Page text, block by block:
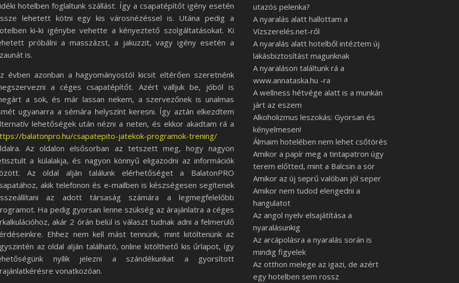
hotelben foglaltunk szállást. Így a csapatépítőt igény esetén
lehetett kötni egy kis városnézéssel is. Utána pedig a
ki-ki igénybe vehette a kényeztető szolgáltatásokat. Ki
próbálni a masszázst, a jakuzzit, vagy igény esetén a
is.
évben azonban a hagyományostól kicsit eltérően szeretnénk
a céges csapatépítőt. Azért valljuk be, jóból is
a sok, és már lassan nekem, a szervezőnek is unalmas
ugyanarra a sémára helyszínt keresni. Így aztán elkezdtem
lehetőségek után nézni a neten, és ekkor akadtam rá a
balatonpro.hu/csapatepito-jatekok-programok-trening/
Az oldalon elsősorban az tetszett meg, hogy nagyon
a külalakja, és nagyon könnyű eligazodni az információk
Az oldal alján találunk elérhetőséget a BalatonPRO
akik telefonon és e-mailben is készségesen segítenek
az adott társaság számára a legmegfelelőbb
Ha pedig gyorsan lenne szükség az árajánlatra a céges
akár 2 órán belül is választ tudnak adni a felmerülő
Ehhez nem kell mást tennünk, mint kitöltenünk az
az oldal alján található, online kitölthető kis űrlapot, így
nyílik jelezni a szándékunkat a gyorsított
vonatkozóan.
utazós pelenka?
A nyaralás alatt hallottam a
Vízszerelés.net-ről
A nyaralás alatt hotelből intéztem új
lakásbiztosítást magunknak
A nyaraláson találtunk rá a
www.annataska.hu -ra
A wellness hétvége alatt is a munkán
járt az eszem
Alkoholizmus leszokás: Gyorsan és
kényelmesen!
Álmaim hotelében nem lehet csőtörés
Amikor a papír meg a tintapatron úgy
terem előtted, mint a Balcsin a sör
Amikor az új seprű valóban jól seper
Amikor nem tudod elengedni a
hangulatot
Az angol nyelv elsajátítása a
nyaralásunkig
Az arcápolásra a nyaralás során is
mindig figyelek
Az otthon melege az igazi, de azért
egy hotelben sem rossz